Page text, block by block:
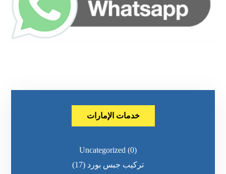
خدمات الإمارات
Uncategorized (0)
تركيب جبس بورد (17)